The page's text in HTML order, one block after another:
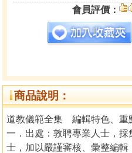
會員評價：
商品說明：
道教儀範全集 編輯特色、重
一．出處：敦聘專業人士，採
士，加以嚴謹審核、彙整編輯